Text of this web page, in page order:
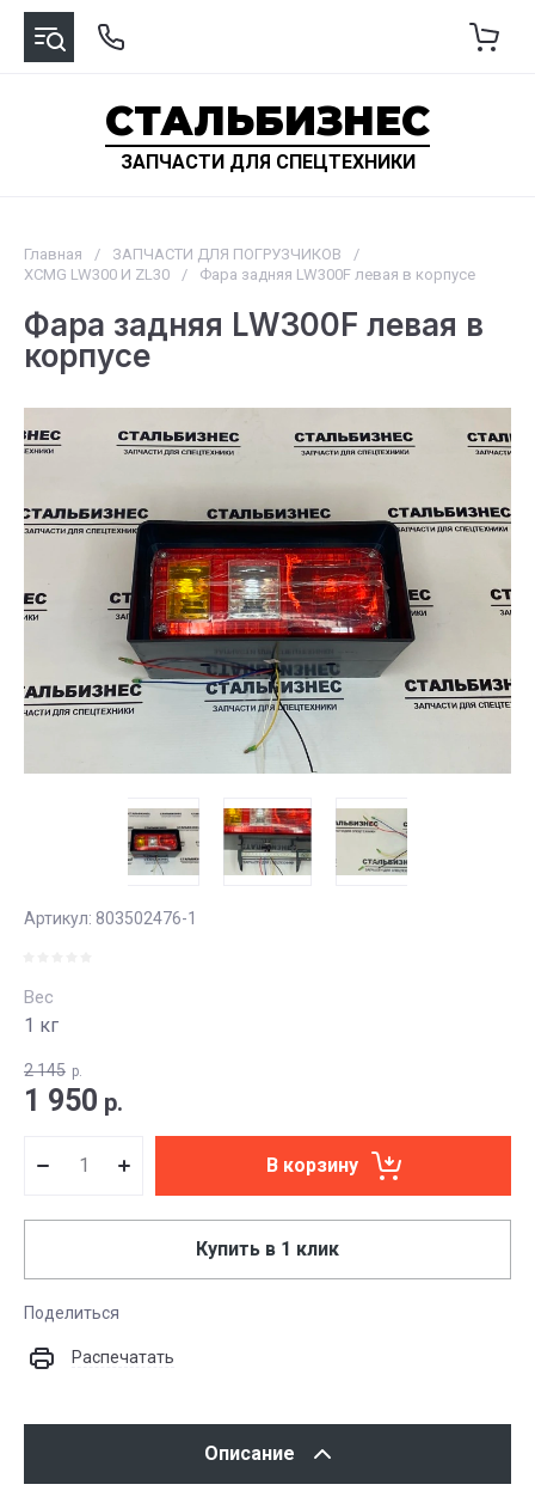
СТАЛЬБИЗНЕС
ЗАПЧАСТИ ДЛЯ СПЕЦТЕХНИКИ
Главная / ЗАПЧАСТИ ДЛЯ ПОГРУЗЧИКОВ
/
XCMG LW300 И ZL30
/ Фара задняя LW300F левая в корпусе
Фара задняя LW300F левая в
корпусе
Артикул: 803502476-1
Вес
1 кг
2 145 р.
1 950 р.
В корзину
Купить в 1 клик
Поделиться
Распечатать
Описание